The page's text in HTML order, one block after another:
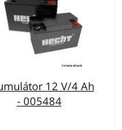
12 V/4 Ah
- 005484